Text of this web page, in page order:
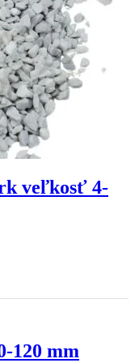
veľkosť 4-
120 mm